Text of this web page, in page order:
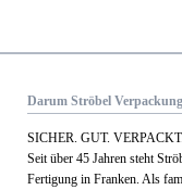
Darum Ströbel
SICHER. GUT. VERPACKT.
Seit über 45 Jahren steht
Fertigung in Franken. Als